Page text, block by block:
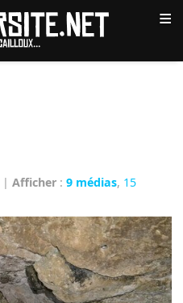
≡
|Afficher :9 médias, 15